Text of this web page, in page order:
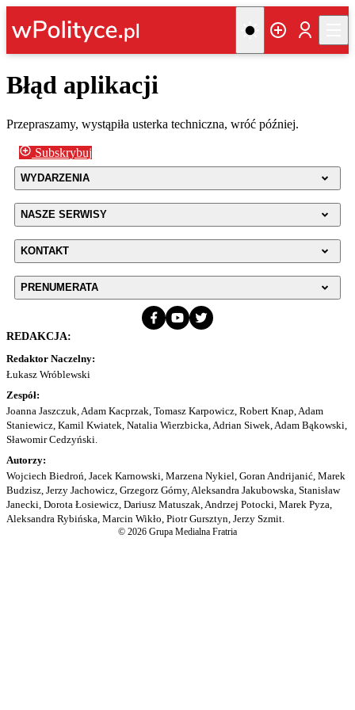
Błąd aplikacji
Przepraszamy, wystąpiła usterka techniczna, wróć później.
Subskrybuj
WYDARZENIA
NASZE SERWISY
KONTAKT
PRENUMERATA
REDAKCJA:
Redaktor Naczelny:
Łukasz Wróblewski
Zespół:
Joanna Jaszczuk, Adam Kacprzak, Tomasz Karpowicz, Robert Knap, Adam
Staniewicz, Kamil Kwiatek, Natalia Wierzbicka, Adrian Siwek, Adam Bąkowski,
Sławomir Cedzyński.
Autorzy:
Wojciech Biedroń, Jacek Karnowski, Marzena Nykiel, Goran Andrijanić, Marek
Budzisz, Jerzy Jachowicz, Grzegorz Górny, Aleksandra Jakubowska, Stanisław
Janecki, Dorota Łosiewicz, Dariusz Matuszak, Andrzej Potocki, Marek Pyza,
Aleksandra Rybińska, Marcin Wikło, Piotr Gursztyn, Jerzy Szmit.
© 2026 Grupa Medialna Fratria